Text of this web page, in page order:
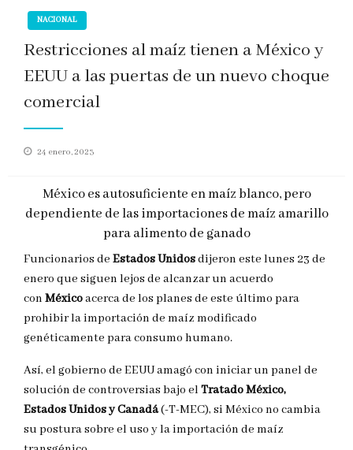
NACIONAL
Restricciones al maíz tienen a México y
EEUU a las puertas de un nuevo choque
comercial
Publicado
24 enero, 2023
México es autosuficiente en maíz blanco, pero
dependiente de las importaciones de maíz amarillo
para alimento de ganado
Funcionarios de Estados Unidosdijeron este lunes 23 de
enero que siguen lejos de alcanzar un acuerdo
con Méxicoacerca de los planes de este último para
prohibir la importación de maíz modificado
genéticamente para consumo humano.
Así, el gobierno de EEUU amagó con iniciar un panel de
solución de controversias bajo elTratado México,
Estados Unidos y Canadá(-T-MEC), si México no cambia
su postura sobre el uso y la importación de maíz